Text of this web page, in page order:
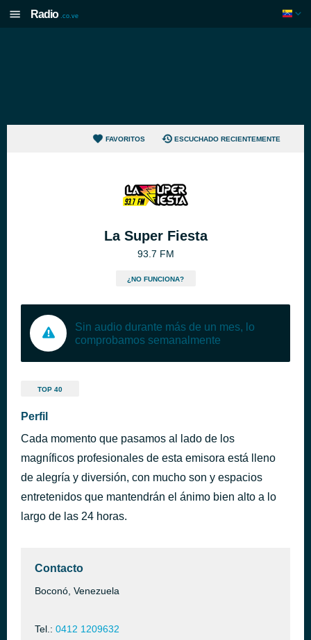
Radio .co.ve
FAVORITOS ESCUCHADO RECIENTEMENTE
La Super Fiesta
93.7 FM
¿NO FUNCIONA?
Sin audio durante más de un mes, lo
comprobamos semanalmente
TOP 40
Perfil
Cada momento que pasamos al lado de los
magníficos profesionales de esta emisora está lleno
de alegría y diversión, con mucho son y espacios
entretenidos que mantendrán el ánimo bien alto a lo
largo de las 24 horas.
Contacto
Boconó, Venezuela
Tel.: 0412 1209632